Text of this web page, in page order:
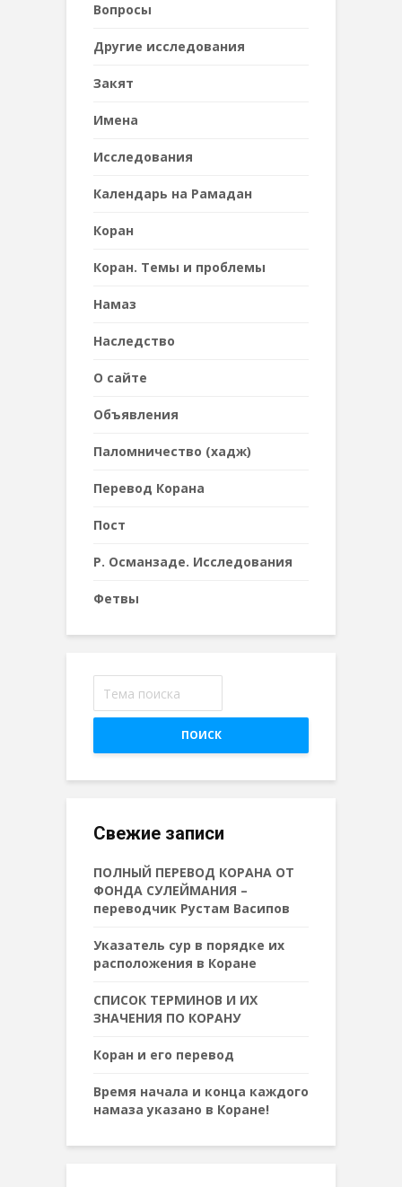
Вопросы
Другие исследования
Закят
Имена
Исследования
Календарь на Рамадан
Коран
Коран. Темы и проблемы
Намаз
Наследствo
О сайте
Объявления
Паломничество (хадж)
Перевод Корана
Пост
Р. Османзаде. Исследования
Фетвы
ПОИСК
Свежие записи
ПОЛНЫЙ ПЕРЕВОД КОРАНА ОТ
ФОНДА СУЛЕЙМАНИЯ –
переводчик Рустам Васипов
Указатель сур в порядке их
расположения в Коране
СПИСОК ТЕРМИНОВ И ИХ
ЗНАЧЕНИЯ ПО КОРАНУ
Коран и его перевод
Время начала и конца каждого
намаза указано в Коране!